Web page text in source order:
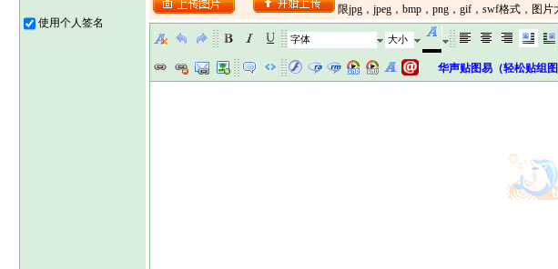
使用个人签名
字体 大小
华声贴图易（轻松贴组图